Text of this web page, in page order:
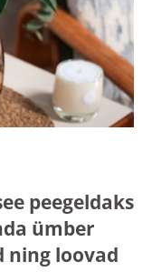
peegeldaks
ümber
ning loovad